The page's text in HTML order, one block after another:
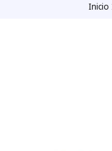
Inicio